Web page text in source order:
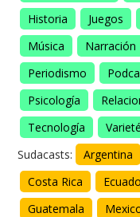
Historia
Juegos
Música
Narración
Periodismo
Psicología
Tecnología
Varieté
Sudacasts:
Argentina
Costa Rica
Guatemala